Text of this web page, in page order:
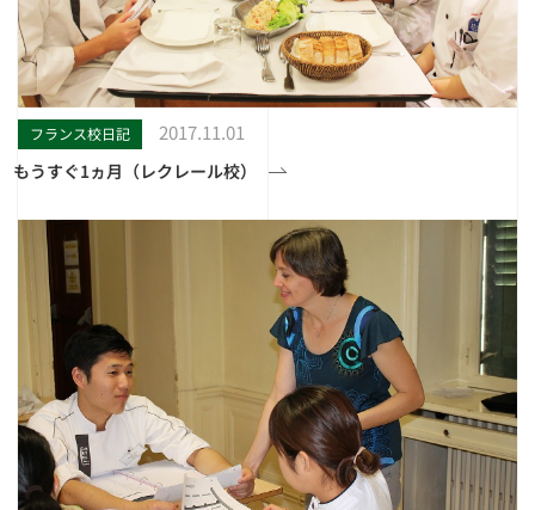
フランス校日記 2017.11.01
もうすぐ1ヵ月（レクレール校）